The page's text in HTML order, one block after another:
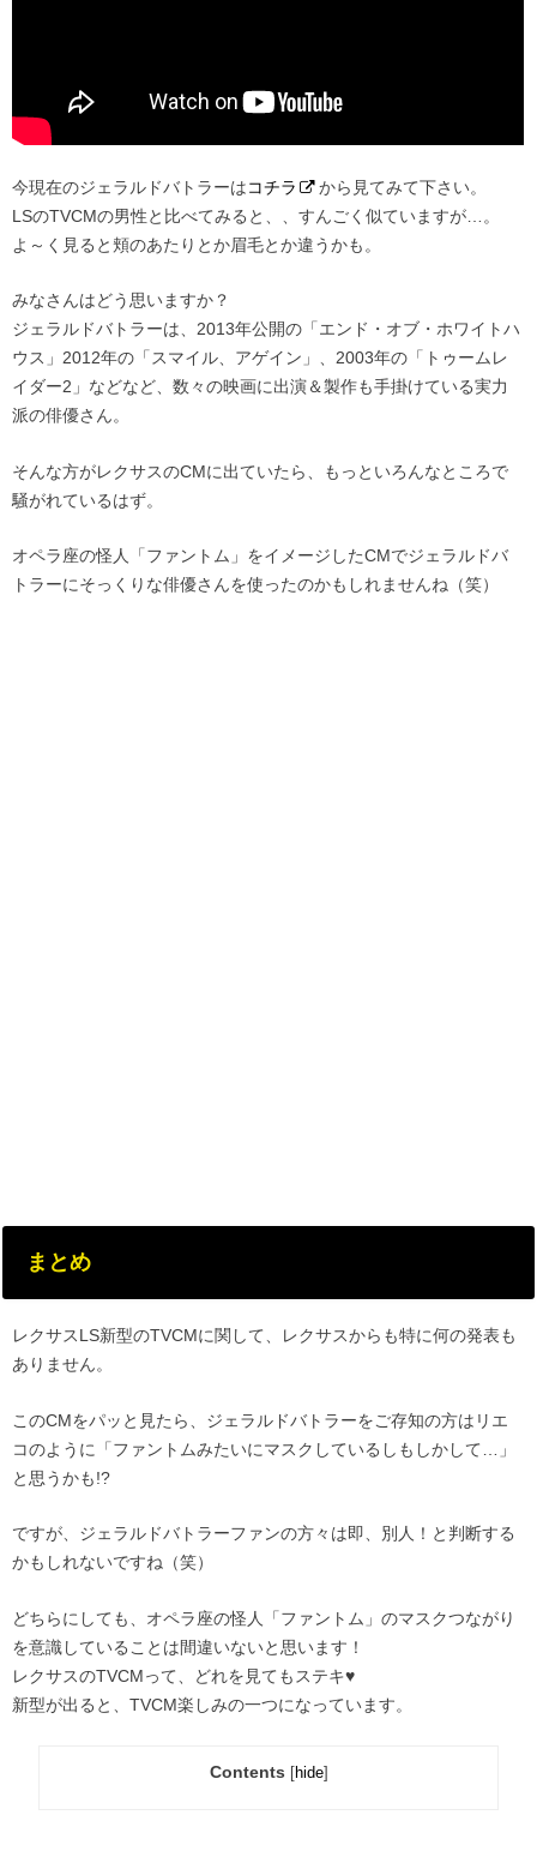
今現在のジェラルドバトラーはコチラ
から見てみて下さい。
LSのTVCMの男性と比べてみると、、すんごく似ていますが…。
よ～く見ると頬のあたりとか眉毛とか違うかも。
みなさんはどう思いますか？
ジェラルドバトラーは、2013年公開の「エンド・オブ・ホワイトハ
ウス」2012年の「スマイル、アゲイン」、2003年の「トゥームレ
イダー2」などなど、数々の映画に出演＆製作も手掛けている実力
派の俳優さん。
そんな方がレクサスのCMに出ていたら、もっといろんなところで
騒がれているはず。
オペラ座の怪人「ファントム」をイメージしたCMでジェラルドバ
トラーにそっくりな俳優さんを使ったのかもしれませんね（笑）
まとめ
レクサスLS新型のTVCMに関して、レクサスからも特に何の発表も
ありません。
このCMをパッと見たら、ジェラルドバトラーをご存知の方はリエ
コのように「ファントムみたいにマスクしているしもしかして…」
と思うかも!?
ですが、ジェラルドバトラーファンの方々は即、別人！と判断する
かもしれないですね（笑）
どちらにしても、オペラ座の怪人「ファントム」のマスクつながり
を意識していることは間違いないと思います！
レクサスのTVCMって、どれを見てもステキ♥
新型が出ると、TVCM楽しみの一つになっています。
Contents hide]